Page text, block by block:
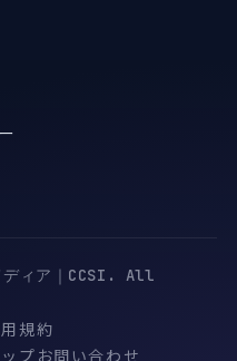
ディア｜CCSI. All
規約
プ お問い合わせ